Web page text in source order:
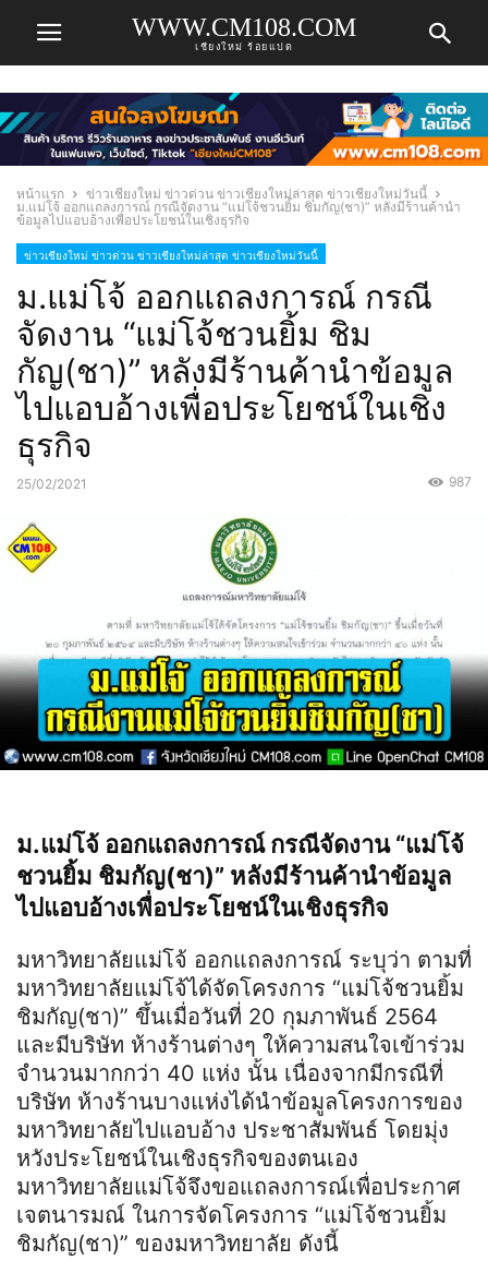
WWW.CM108.COM
เชียงใหม่ ร้อยแปด
หน้าแรก
ข่าวเชียงใหม่ ข่าวด่วน ข่าวเชียงใหม่ล่าสุด ข่าวเชียงใหม่วันนี้
ม.แม่โจ้ ออกแถลงการณ์ กรณีจัดงาน “แม่โจ้ชวนยิ้ม ชิมกัญ(ชา)” หลังมีร้านค้านำ
ข้อมูลไปแอบอ้างเพื่อประโยชน์ในเชิงธุรกิจ
ข่าวเชียงใหม่ ข่าวด่วน ข่าวเชียงใหม่ล่าสุด ข่าวเชียงใหม่วันนี้
ม.แม่โจ้ ออกแถลงการณ์ กรณี
จัดงาน “แม่โจ้ชวนยิ้ม ชิม
กัญ(ชา)” หลังมีร้านค้านำข้อมูล
ไปแอบอ้างเพื่อประโยชน์ในเชิง
ธุรกิจ
25/02/2021 987
ม.แม่โจ้ ออกแถลงการณ์ กรณีจัดงาน “แม่โจ้
ชวนยิ้ม ชิมกัญ(ชา)” หลังมีร้านค้านำข้อมูล
ไปแอบอ้างเพื่อประโยชน์ในเชิงธุรกิจ
มหาวิทยาลัยแม่โจ้ ออกแถลงการณ์ ระบุว่า ตามที่
มหาวิทยาลัยแม่โจ้ได้จัดโครงการ “แม่โจ้ชวนยิ้ม
ชิมกัญ(ชา)” ขึ้นเมื่อวันที่ 20 กุมภาพันธ์ 2564
และมีบริษัท ห้างร้านต่างๆ ให้ความสนใจเข้าร่วม
จํานวนมากกว่า 40 แห่ง นั้น เนื่องจากมีกรณีที่
บริษัท ห้างร้านบางแห่งได้นําข้อมูลโครงการของ
มหาวิทยาลัยไปแอบอ้าง ประชาสัมพันธ์ โดยมุ่ง
หวังประโยชน์ในเชิงธุรกิจของตนเอง
มหาวิทยาลัยแม่โจ้จึงขอแถลงการณ์เพื่อประกาศ
เจตนารมณ์ ในการจัดโครงการ “แม่โจ้ชวนยิ้ม
ชิมกัญ(ชา)” ของมหาวิทยาลัย ดังนี้